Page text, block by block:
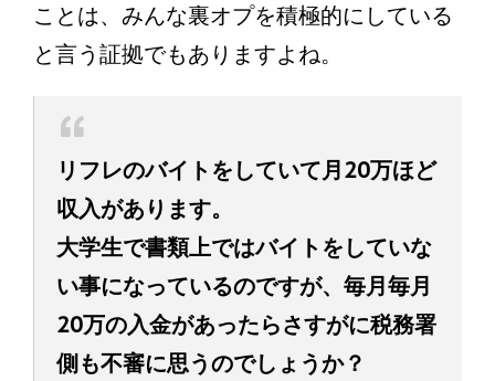
ことは、みんな裏オプを積極的にしている
と言う証拠でもありますよね。
リフレのバイトをしていて月20万ほど
収入があります。
大学生で書類上ではバイトをしていな
い事になっているのですが、毎月毎月
20万の入金があったらさすがに税務署
側も不審に思うのでしょうか？